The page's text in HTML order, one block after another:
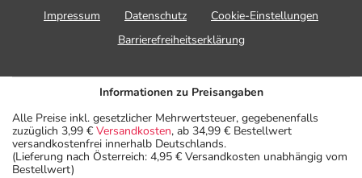
Impressum
Datenschutz
Cookie-Einstellungen
Barrierefreiheitserklärung
Informationen zu Preisangaben
Alle Preise inkl. gesetzlicher Mehrwertsteuer, gegebenenfalls
zuzüglich 3,99 € Versandkosten, ab 34,99 € Bestellwert
versandkostenfrei innerhalb Deutschlands.
(Lieferung nach Österreich: 4,95 € Versandkosten unabhängig vom
Bestellwert)